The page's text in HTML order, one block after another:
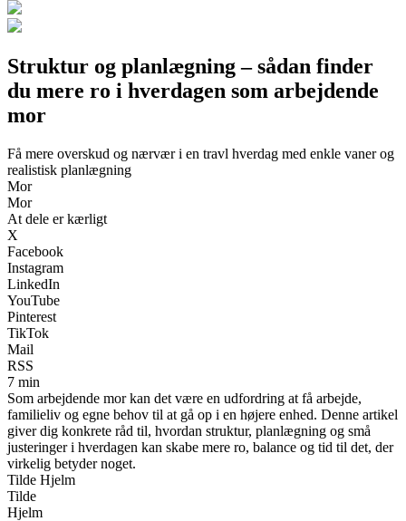
Struktur og planlægning – sådan finder
du mere ro i hverdagen som arbejdende
mor
Få mere overskud og nærvær i en travl hverdag med enkle vaner og
realistisk planlægning
Mor
Mor
At dele er kærligt
X
Facebook
Instagram
LinkedIn
YouTube
Pinterest
TikTok
Mail
RSS
7 min
Som arbejdende mor kan det være en udfordring at få arbejde,
familieliv og egne behov til at gå op i en højere enhed. Denne artikel
giver dig konkrete råd til, hvordan struktur, planlægning og små
justeringer i hverdagen kan skabe mere ro, balance og tid til det, der
virkelig betyder noget.
Tilde Hjelm
Tilde
Hjelm